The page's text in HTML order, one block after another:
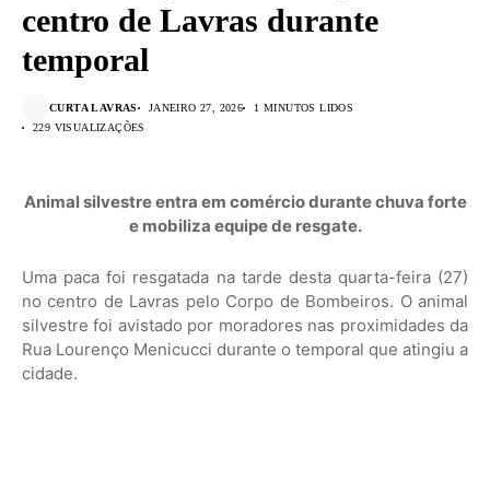
centro de Lavras durante
temporal
CURTA LAVRAS JANEIRO 27, 2026
1 MINUTOS LIDOS
229 VISUALIZAÇÕES
Animal silvestre entra em comércio durante chuva forte
e mobiliza equipe de resgate.
Uma paca foi resgatada na tarde desta quarta-feira (27)
no centro de Lavras pelo Corpo de Bombeiros. O animal
silvestre foi avistado por moradores nas proximidades da
Rua Lourenço Menicucci durante o temporal que atingiu a
cidade.